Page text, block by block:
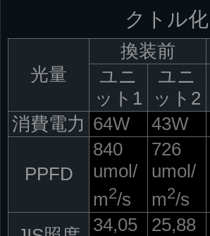
クトル化
光量
換装前
ユニ
ット1
ユニ
ット2
消費電力 64W 43W
PPFD
840
umol/
m2/s
726
umol/
m2/s
34,05
25,88